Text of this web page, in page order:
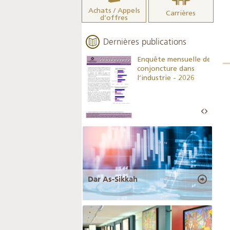
Achats / Appels
d’offres
Carrières
Dernières publications
Enquête mensuelle de
conjoncture dans
l’industrie - 2026
Dar As-Sikkah